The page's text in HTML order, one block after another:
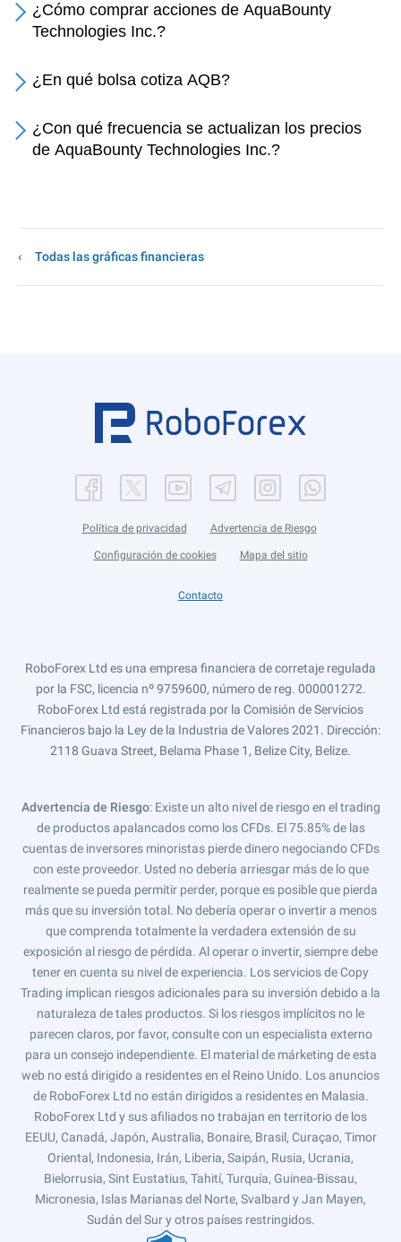
¿Cómo comprar acciones de AquaBounty
Technologies Inc.?
¿En qué bolsa cotiza AQB?
¿Con qué frecuencia se actualizan los precios
de AquaBounty Technologies Inc.?
Todas las gráficas financieras
Política de privacidad Advertencia de Riesgo
Configuración de cookies Mapa del sitio
Contacto
RoboForex Ltd es una empresa financiera de corretaje regulada
por la FSC, licencia nº 9759600, número de reg. 000001272.
RoboForex Ltd está registrada por la Comisión de Servicios
Financieros bajo la Ley de la Industria de Valores 2021. Dirección:
2118 Guava Street, Belama Phase 1, Belize City, Belize.
Advertencia de Riesgo: Existe un alto nivel de riesgo en el trading
de productos apalancados como los CFDs. El 75.85% de las
cuentas de inversores minoristas pierde dinero negociando CFDs
con este proveedor. Usted no debería arriesgar más de lo que
realmente se pueda permitir perder, porque es posible que pierda
más que su inversión total. No debería operar o invertir a menos
que comprenda totalmente la verdadera extensión de su
exposición al riesgo de pérdida. Al operar o invertir, siempre debe
tener en cuenta su nivel de experiencia. Los servicios de Copy
Trading implican riesgos adicionales para su inversión debido a la
naturaleza de tales productos. Si los riesgos implícitos no le
parecen claros, por favor, consulte con un especialista externo
para un consejo independiente. El material de márketing de esta
web no está dirigido a residentes en el Reino Unido. Los anuncios
de RoboForex Ltd no están dirigidos a residentes en Malasia.
RoboForex Ltd y sus afiliados no trabajan en territorio de los
EEUU, Canadá, Japón, Australia, Bonaire, Brasil, Curaçao, Timor
Oriental, Indonesia, Irán, Liberia, Saipán, Rusia, Ucrania,
Bielorrusia, Sint Eustatius, Tahití, Turquía, Guinea-Bissau,
Micronesia, Islas Marianas del Norte, Svalbard y Jan Mayen,
Sudán del Sur y otros países restringidos.